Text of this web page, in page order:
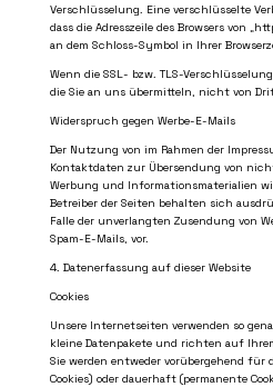
Verschlüsselung. Eine verschlüsselte
dass die Adresszeile des Browsers von
an dem Schloss-Symbol in Ihrer
Wenn die SSL- bzw. TLS-
die Sie an uns übermitteln, nicht von
Widerspruch gegen Werbe-E-Mails
Der Nutzung von im Rahmen der
Kontaktdaten zur Übersendung von
Werbung und Informationsmaterialien
Betreiber der Seiten behalten sich
Falle der unverlangten Zusendung von
Spam-E-Mails, vor.
4. Datenerfassung auf dieser Website
Cookies
Unsere Internetseiten verwenden so
kleine Datenpakete und richten auf
Sie werden entweder vorübergehend für
Cookies) oder dauerhaft (permanente